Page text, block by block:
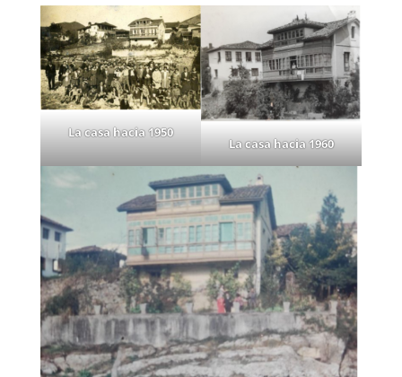
La casa hacia 1950
La casa hacia 1960